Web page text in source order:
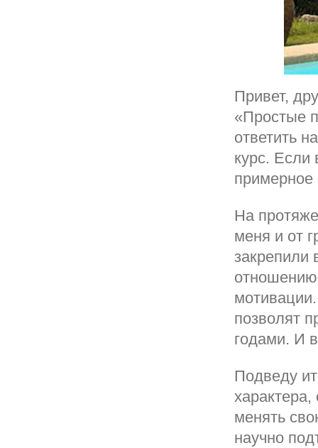
Привет,
«Простые
ответить
курс. Если
примерное
На
меня и от
закрепили
отношению
позволят
годами. И
Подведу
менять
научно